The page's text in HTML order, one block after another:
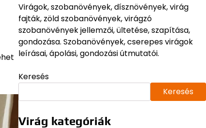
Virágok, szobanövények, dísznövények, virág
fajták, zöld szobanövények, virágzó
szobanövények jellemzői, ültetése, szapítása,
gondozása. Szobanövények, cserepes virágok
leírásai, ápolási, gondozási útmutatói.
Keresés
Keresés
Virág kategóriák